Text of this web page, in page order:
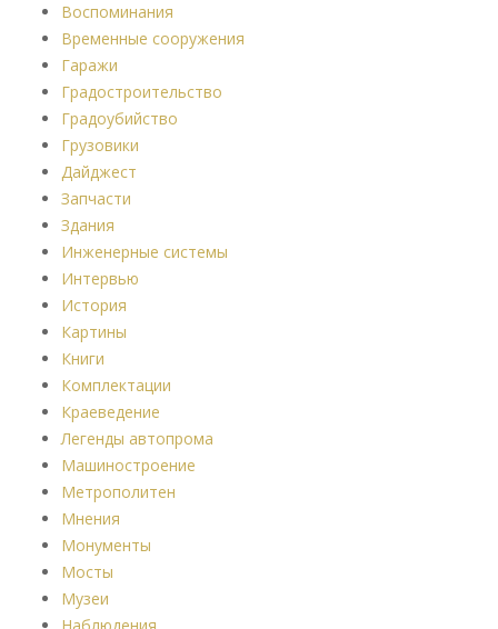
Воспоминания
Временные сооружения
Гаражи
Градостроительство
Градоубийство
Грузовики
Дайджест
Запчасти
Здания
Инженерные системы
Интервью
История
Картины
Книги
Комплектации
Краеведение
Легенды автопрома
Машиностроение
Метрополитен
Мнения
Монументы
Мосты
Музеи